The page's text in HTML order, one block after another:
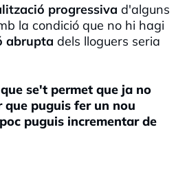
progressiva d'alguns
la condició que no hi hagi
abrupta dels lloguers seria
se't permet que ja no
puguis fer un nou
puguis incrementar de